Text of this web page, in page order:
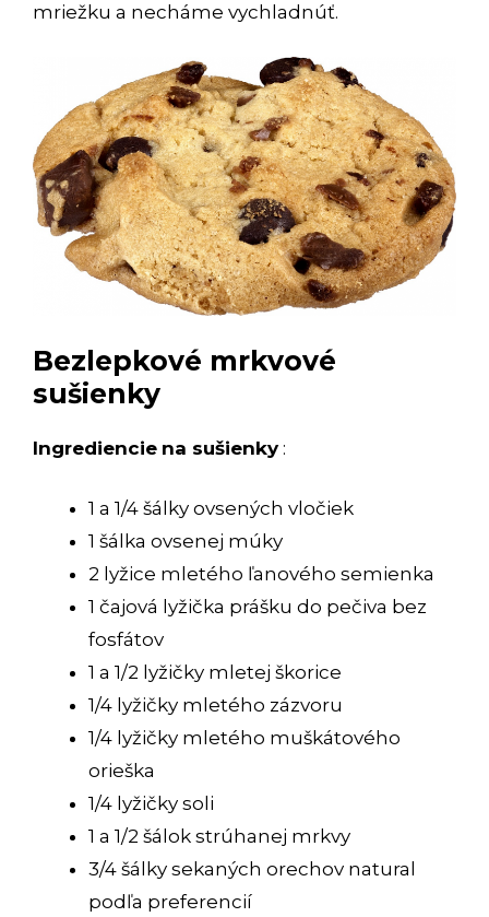
mriežku a necháme vychladnúť.
Bezlepkové mrkvové
sušienky
Ingrediencie na sušienky:
1 a 1/4 šálky ovsených vločiek
1 šálka ovsenej múky
2 lyžice mletého ľanového semienka
1 čajová lyžička prášku do pečiva bez
fosfátov
1 a 1/2 lyžičky mletej škorice
1/4 lyžičky mletého zázvoru
1/4 lyžičky mletého muškátového
orieška
1/4 lyžičky soli
1 a 1/2 šálok strúhanej mrkvy
3/4 šálky sekaných orechov natural
podľa preferencií